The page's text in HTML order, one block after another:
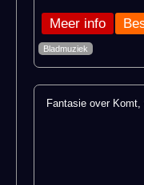
Meer info
Bladmuziek
Fantasie over